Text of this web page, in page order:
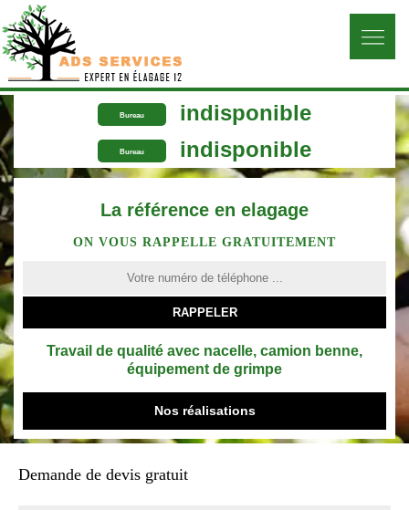
Bureau indisponible
Bureau indisponible
La référence en elagage
ON VOUS RAPPELLE GRATUITEMENT
Travail de qualité avec nacelle, camion benne,
équipement de grimpe
Nos réalisations
Demande de devis gratuit